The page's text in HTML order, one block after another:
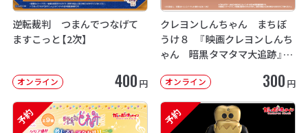
逆転裁判 つまんでつなげて
ますこっと【2次】
オンライン 400 円
クレヨンしんちゃん まちぼ
うけ８ 『映画クレヨンしんち
ゃん 暗黒タマタマ大追跡』【2
オンライン 300 円
予約 予約